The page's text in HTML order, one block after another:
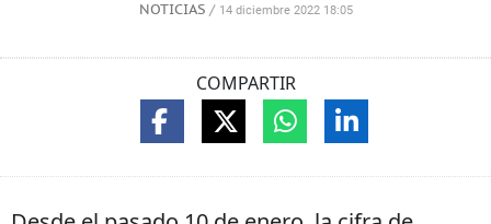
NOTICIAS / 14 diciembre 2022 18:05
COMPARTIR